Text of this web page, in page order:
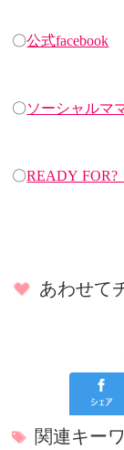
〇公式facebook
〇ソーシャルマ
〇READY
あわせて
関連キー